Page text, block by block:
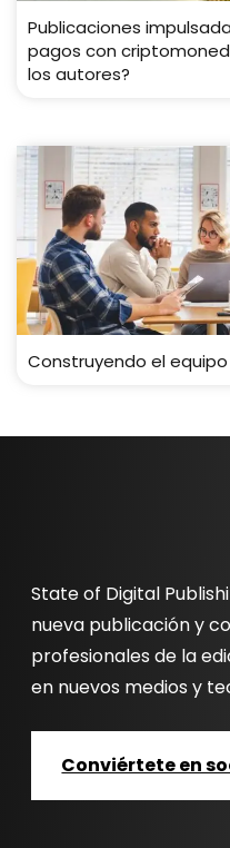
Publicaciones
pagos con
los autores?
Construyendo el
State of Digital
nueva publicación y
profesionales de la
en nuevos medios y
Conviértete en